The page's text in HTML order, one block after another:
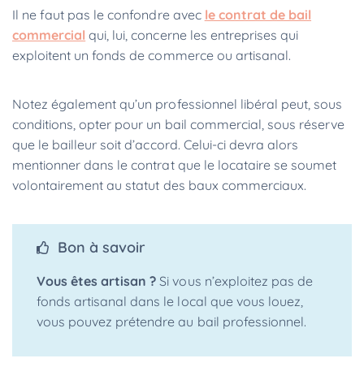
Il ne faut pas le confondre avec le contrat de bail
commercial qui, lui, concerne les entreprises qui
exploitent un fonds de commerce ou artisanal.
Notez également qu’un professionnel libéral peut, sous
conditions, opter pour un bail commercial, sous réserve
que le bailleur soit d’accord. Celui-ci devra alors
mentionner dans le contrat que le locataire se soumet
volontairement au statut des baux commerciaux.
Bon à savoir
Vous êtes artisan ? Si vous n’exploitez pas de
fonds artisanal dans le local que vous louez,
vous pouvez prétendre au bail professionnel.